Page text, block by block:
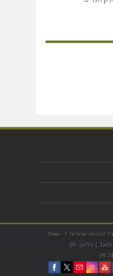
New-Tech Magazine | כל הזכויות שמורות ל- New-
Tech Magazines Group Ltd. | טלפון: 09-